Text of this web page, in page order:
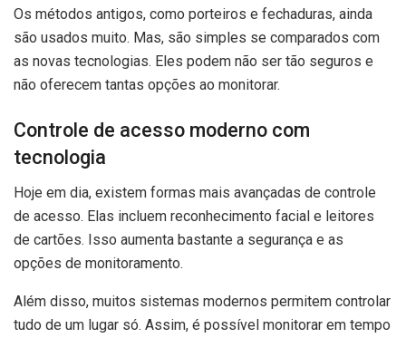
Os métodos antigos, como porteiros e fechaduras, ainda
são usados muito. Mas, são simples se comparados com
as novas tecnologias. Eles podem não ser tão seguros e
não oferecem tantas opções ao monitorar.
Controle de acesso moderno com
tecnologia
Hoje em dia, existem formas mais avançadas de controle
de acesso. Elas incluem reconhecimento facial e leitores
de cartões. Isso aumenta bastante a segurança e as
opções de monitoramento.
Além disso, muitos sistemas modernos permitem controlar
tudo de um lugar só. Assim, é possível monitorar em tempo